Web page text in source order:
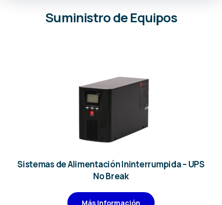
Suministro de Equipos
Sistemas de Alimentación Ininterrumpida – UPS
No Break
Más Información